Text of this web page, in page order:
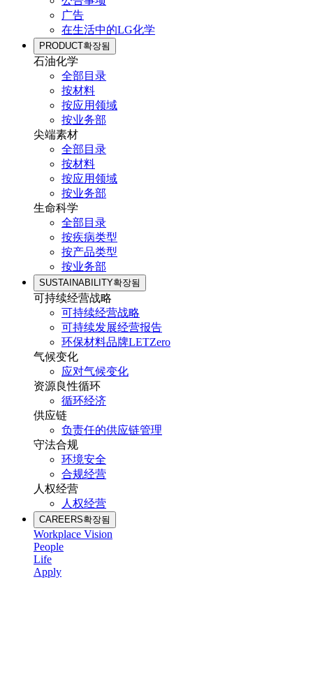
广告
在生活中的LG化学
PRODUCT확장됨
石油化学
全部目录
按材料
按应用领域
按业务部
尖端素材
全部目录
按材料
按应用领域
按业务部
生命科学
全部目录
按疾病类型
按产品类型
按业务部
SUSTAINABILITY확장됨
可持续经营战略
可持续经营战略
可持续发展经营报告
环保材料品牌LETZero
气候变化
应对气候变化
资源良性循环
循环经济
供应链
负责任的供应链管理
守法合规
环境安全
合规经营
人权经营
人权经营
CAREERS확장됨
Workplace Vision
People
Life
Apply